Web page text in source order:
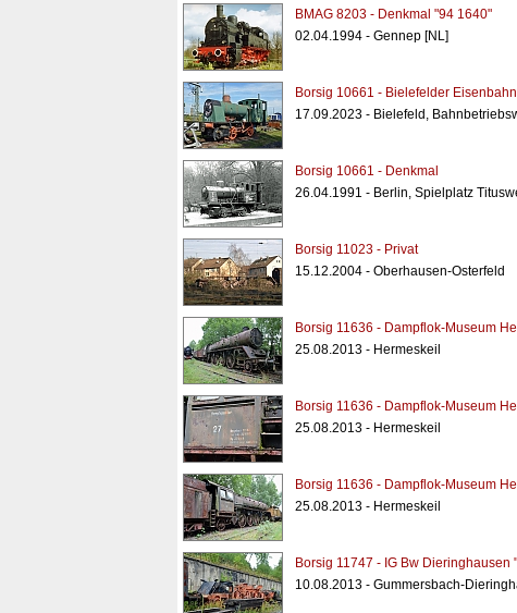
BMAG 8203 - Denkmal "94 1640"
02.04.1994 - Gennep [NL]
Borsig 10661 - Bielefelder
17.09.2023 - Bielefeld,
Borsig 10661 - Denkmal
26.04.1991 - Berlin, Spielplatz
Borsig 11023 - Privat
15.12.2004 - Oberhausen-Osterfeld
Borsig 11636 - Dampflok-Museum
25.08.2013 - Hermeskeil
Borsig 11636 - Dampflok-Museum
25.08.2013 - Hermeskeil
Borsig 11636 - Dampflok-Museum
25.08.2013 - Hermeskeil
Borsig 11747 - IG Bw Dieringhausen
10.08.2013 - Gummersbach-